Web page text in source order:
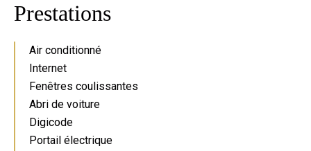
Prestations
Air conditionné
Internet
Fenêtres coulissantes
Abri de voiture
Digicode
Portail électrique